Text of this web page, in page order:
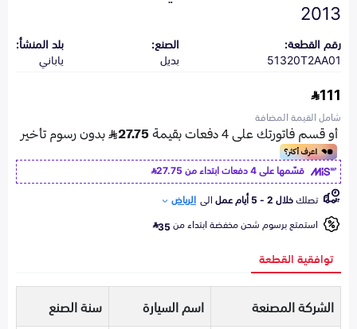
2013
رقم القطعة:
51320T2AA01
الصنع:
بديل
بلد المنشأ:
ياباني
111
شامل القيمة المضافة
قسّمها على 4 دفعات ابتداء من
27.75
تصلكخلال 2 - 5 أيام عمل الى الرياض
استمتع برسوم شحن مخفضة ابتداء من35
توافقية القطعة
الشركة المصنعة اسم السيارة
سنة الصنع